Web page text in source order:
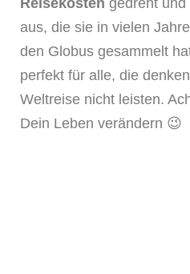
Reisekosten gedreht
aus, die sie in vielen
den Globus gesammelt
perfekt für alle, die
Weltreise nicht leisten.
Dein Leben verändern 😉